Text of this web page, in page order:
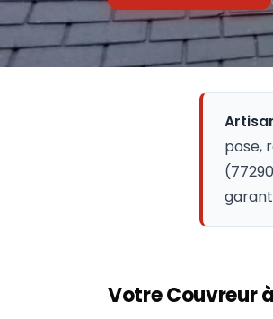
pose,
Votre Couvreur à